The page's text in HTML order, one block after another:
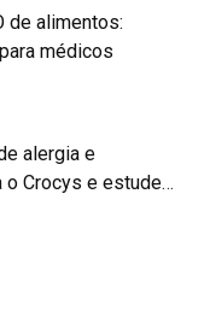
de alimentos:
médicos
alergia e
o Crocys e estude